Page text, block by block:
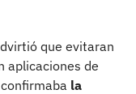
que evitaran
aplicaciones de
la